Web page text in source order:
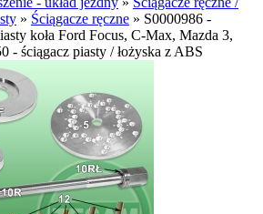
» Ściągacze ręczne » S0000986 -
koła Ford Focus, C-Max, Mazda 3,
- ściągacz piasty / łożyska z ABS